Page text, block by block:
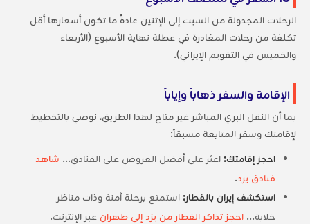
الرحلات المجدولة من السبت إلى الإثنين عادةً ما تكون أسعارها أقل
تكلفة من رحلات المغادرة في عطلة نهاية الأسبوع (الأربعاء
والخميس في التقويم الإيراني).
الإقامة والسفر ذهاباً وإياباً
بما أن النقل البري المباشر غير متاح لهذا الطريق، نوصي بالتخطيط
لإقامتك وسفر المتابعة مسبقاً:
احجز إقامتك:اعثر على أفضل العروض على الفنادق... شاهد
فنادق يزد.
استكشف إيران بالقطار:استمتع برحلة آمنة وذات مناظر
خلابة... احجز تذاكر القطار من يزد إلى طهران عبر الإنترنت.